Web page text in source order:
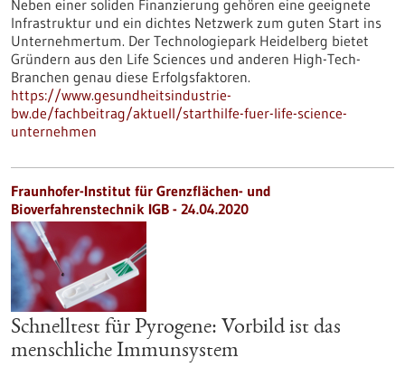
Neben einer soliden Finanzierung gehören eine geeignete
Infrastruktur und ein dichtes Netzwerk zum guten Start ins
Unternehmertum. Der Technologiepark Heidelberg bietet
Gründern aus den Life Sciences und anderen High-Tech-
Branchen genau diese Erfolgsfaktoren.
https://www.gesundheitsindustrie-
bw.de/fachbeitrag/aktuell/starthilfe-fuer-life-science-
unternehmen
Fraunhofer-Institut für Grenzflächen- und
Bioverfahrenstechnik IGB - 24.04.2020
Schnelltest für Pyrogene: Vorbild ist das
menschliche Immunsystem